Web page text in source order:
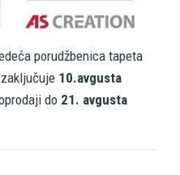
porudžbenica tapeta
10.avgusta
do 21. avgusta